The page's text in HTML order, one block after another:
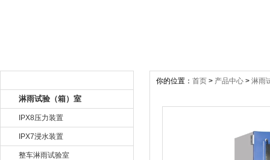
淋雨试验（箱）室
IPX8压力装置
IPX7浸水装置
整车淋雨试验室
你的位置： 首页 > 产品中心 > 淋雨